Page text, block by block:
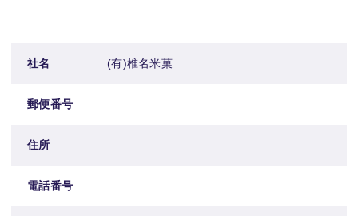
社名 (有)椎名米菓
郵便番号
住所
電話番号